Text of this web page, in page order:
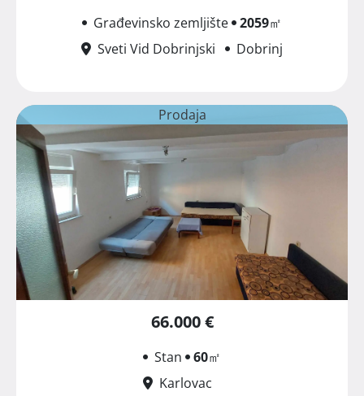
Građevinsko zemljište 2059㎡
Sveti Vid Dobrinjski
Dobrinj
Prodaja
66.000 €
Stan 60㎡
Karlovac